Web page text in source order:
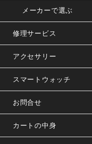
メーカーで選ぶ
修理サービス
アクセサリー
スマートウォッチ
お問合せ
カートの中身